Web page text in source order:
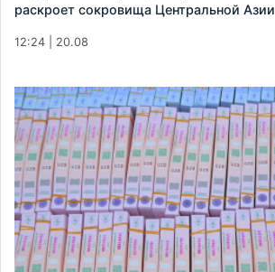
раскроет сокровища Центральной Азии
12:24 | 20.08